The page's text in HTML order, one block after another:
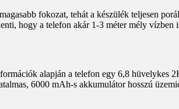
fokozat, tehát a készülék teljesen
hogy a telefon akár 1-3 méter mély
alapján a telefon egy 6,8
6000 mAh-s akkumulátor hosszú